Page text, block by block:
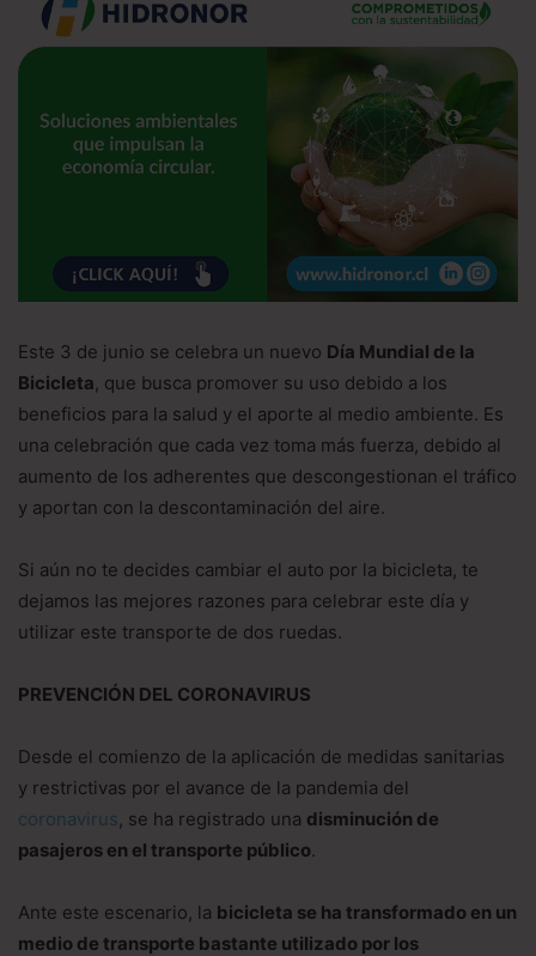
Este 3 de junio se celebra un nuevo Día Mundial de la
Bicicleta, que busca promover su uso debido a los
beneficios para la salud y el aporte al medio ambiente. Es
una celebración que cada vez toma más fuerza, debido al
aumento de los adherentes que descongestionan el tráfico
y aportan con la descontaminación del aire.
Si aún no te decides cambiar el auto por la bicicleta, te
dejamos las mejores razones para celebrar este día y
utilizar este transporte de dos ruedas.
PREVENCIÓN DEL CORONAVIRUS
Desde el comienzo de la aplicación de medidas sanitarias
y restrictivas por el avance de la pandemia del
coronavirus, se ha registrado una disminución de
pasajeros en el transporte público.
Ante este escenario, la bicicleta se ha transformado en un
medio de transporte bastante utilizado por los